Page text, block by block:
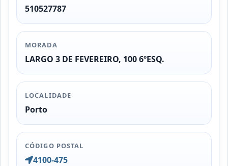
510527787
MORADA
LARGO 3 DE FEVEREIRO, 100 6ºESQ.
LOCALIDADE
Porto
CÓDIGO POSTAL
4100-475